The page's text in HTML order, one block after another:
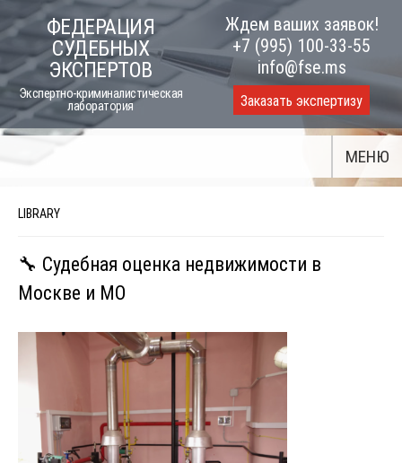
to
content
ФЕДЕРАЦИЯ
СУДЕБНЫХ
ЭКСПЕРТОВ
Экспертно-криминалистическая
лаборатория
Ждем ваших заявок!
+7 (995) 100-33-55
info@fse.ms
Заказать экспертизу
МЕНЮ
LIBRARY
🔧 Судебная оценка недвижимости в
Москве и МО